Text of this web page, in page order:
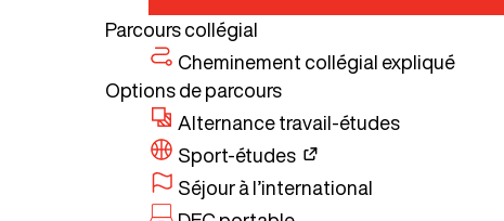
Parcours collégial
Cheminement collégial expliqué
Options de parcours
Alternance travail-études
Sport-études
Séjour à l’international